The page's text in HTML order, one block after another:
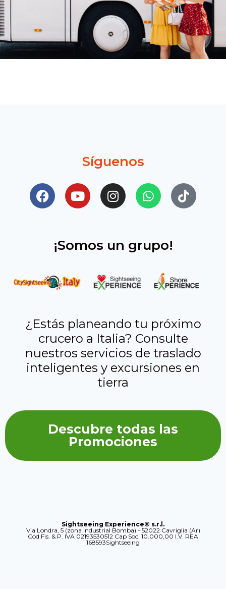
Síguenos
¡Somos un grupo!
¿Estás planeando tu próximo
crucero a Italia? Consulte
nuestros servicios de traslado
inteligentes y excursiones en
tierra
Descubre todas las
Promociones
Sightseeing Experience® s.r.l.
Via Londra, 5 (zona industrial Bomba) - 52022 Cavriglia (Ar)
Cod.Fis. & P. IVA 02193530512 Cap Soc. 10.000,00 I.V. REA
168593Sightseeing